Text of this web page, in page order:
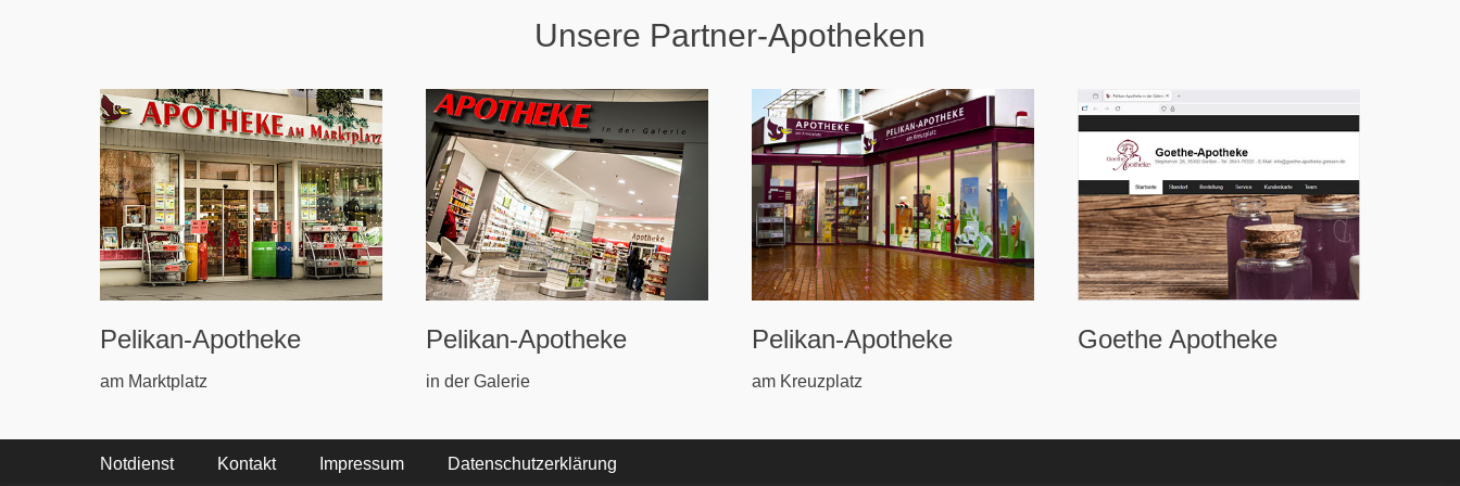
Unsere Partner-Apotheken
Pelikan-Apotheke
am Marktplatz
Pelikan-Apotheke
in der Galerie
Pelikan-Apotheke
am Kreuzplatz
Goethe Apotheke
Footer-Menü
Weiter
Notdienst Kontakt Impressum Datenschutzerklärung